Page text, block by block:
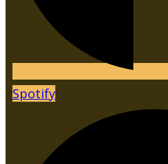
Spotify